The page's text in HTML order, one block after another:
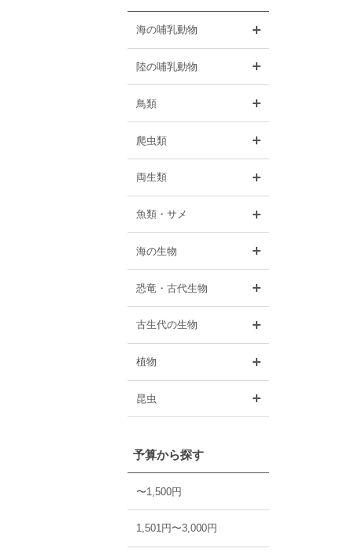
海の哺乳動物
陸の哺乳動物
鳥類
爬虫類
両生類
魚類・サメ
海の生物
恐竜・古代生物
古生代の生物
植物
昆虫
予算から探す
〜1,500円
1,501円〜3,000円